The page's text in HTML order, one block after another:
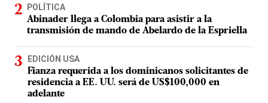
POLÍTICA
Abinader llega a Colombia para asistir a la
transmisión de mando de Abelardo de la Espriella
EDICIÓN USA
Fianza requerida a los dominicanos solicitantes de
residencia a EE. UU. será de US$100,000 en
adelante